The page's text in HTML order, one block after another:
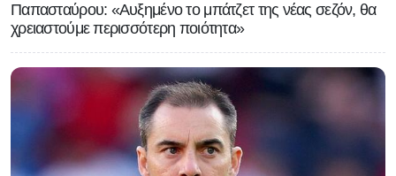
Παπασταύρου: «Αυξημένο το μπάτζετ της νέας σεζόν, θα
χρειαστούμε περισσότερη ποιότητα»